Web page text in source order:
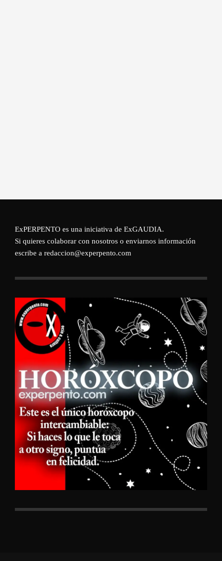
ExPERPENTO es una iniciativa de ExGAUDIA.
Si quieres colaborar con nosotros o enviarnos información
escribe a redaccion@experpento.com